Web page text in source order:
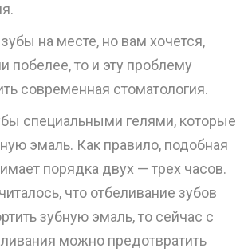
на месте, но вам хочется,
побелее, то и эту проблему
современная стоматология.
специальными гелями, которые
эмаль. Как правило, подобная
порядка двух — трех часов.
что отбеливание зубов
зубную эмаль, то сейчас с
можно предотвратить